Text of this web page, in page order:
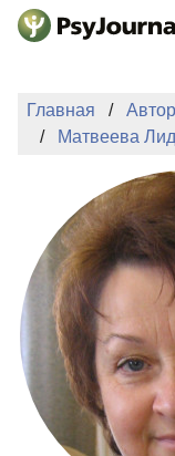
Перейти к
Главная
Матвеева